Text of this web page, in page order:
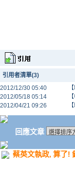
引用者清單(3)
2012/12/30 05:40
2012/05/18 05:14
2012/04/21 09:26
回應文章
蔡英文執政, 算了!